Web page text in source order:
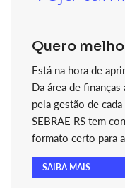
Quero
Está na hora de
Da área de
pela gestão de
SEBRAE RS tem
formato certo para
SAIBA MAIS